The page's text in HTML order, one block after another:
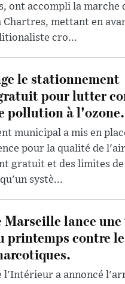
ont accompli la marche
Chartres, mettant en
cro...
le stationnement
pour lutter
pollution à l'ozone.
municipal a mis en
pour la qualité de
gratuit et des limites
systè...
lance une
printemps contre
l'Intérieur a annoncé